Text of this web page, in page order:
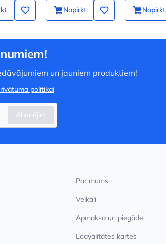
Nopirkt Nopirkt
un jauniem produktiem!
politikai
Abonējiet
Par mums
Veikali
Apmaksa un piegāde
Loayalitātes kartes